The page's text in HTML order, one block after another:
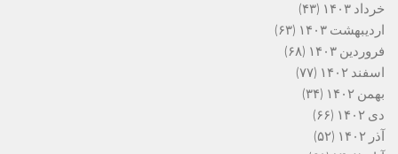
خرداد ۱۴۰۳
(۴۳)
اردیبهشت ۱۴۰۳
(۶۳)
فروردین ۱۴۰۳
(۶۸)
اسفند ۱۴۰۲
(۷۷)
بهمن ۱۴۰۲
(۳۴)
دی ۱۴۰۲
(۶۶)
آذر ۱۴۰۲
(۵۲)